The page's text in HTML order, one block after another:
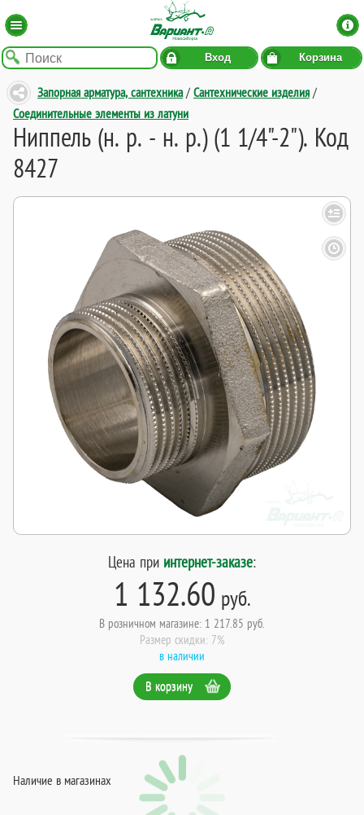
Вход Корзина
Запорная арматура, сантехника/ Сантехнические изделия /
Соединительные элементы из латуни
Ниппель (н. р. - н. р.) (1 1/4"-2"). Код
8427
Цена при интернет-заказе:
1 132.60 руб.
В розничном магазине: 1 217.85 руб.
Размер скидки: 7%
в наличии
В корзину
Наличие в магазинах